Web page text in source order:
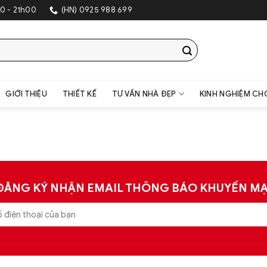
- 21h00 (HN) 0925 988 699
GIỚI THIỆU THIẾT KẾ TƯ VẤN NHÀ ĐẸP KINH NGHIỆM
KÝ NHẬN EMAIL THÔNG BÁO KHUYẾN